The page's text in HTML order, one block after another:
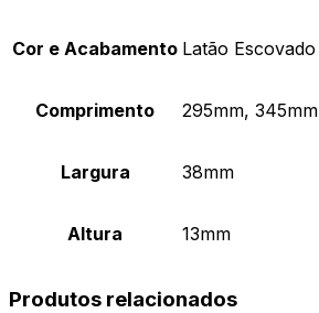
Cor e Acabamento Latão Escovado
Comprimento 295mm,
Largura 38mm
Altura 13mm
Produtos relacionados